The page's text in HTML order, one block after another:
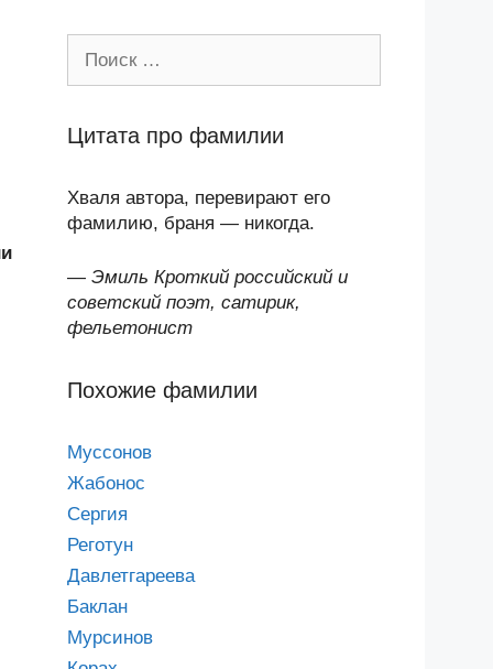
Цитата про фамилии
Хваля автора, перевирают его
фамилию, браня — никогда.
— Эмиль Кроткий российский и
советский поэт, сатирик,
фельетонист
Похожие фамилии
Муссонов
Жабонос
Сергия
Реготун
Давлетгареева
Баклан
Мурсинов